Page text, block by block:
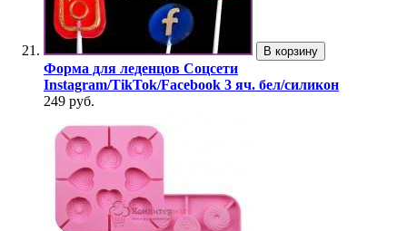
В корзину
Форма для леденцов Соцсети
Instagram/TikTok/Facebook 3 яч. бел/силикон
249 руб.